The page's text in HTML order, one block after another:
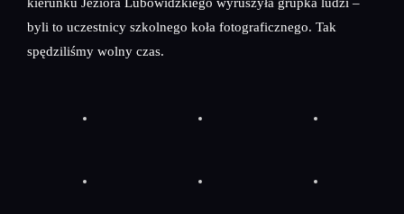
byli to uczestnicy szkolnego koła fotograficznego. Tak
spędziliśmy wolny czas.